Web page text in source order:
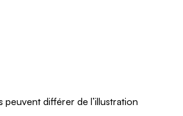
peuvent différer de l’illustration